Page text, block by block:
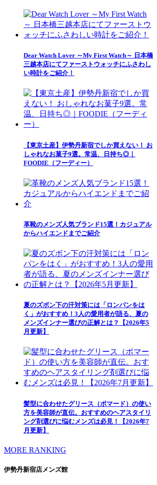
Dear Watch Lover ～My First Watch～ 日本橋
三越本店にてファーストウォッチにふさわし
い時計をご紹介！
【東京土産】伊勢丹新宿でしか買えない！ お
しゃれなお菓子9選。常温、日持ち◎｜
FOODIE（フーディー）
革靴のメンズ人気ブランド15選！カジュアル
からハイエンドまでご紹介
夏のズボン下の汗対策には「ロンパンをは
く」がおすすめ！3人の愛用者が語る、夏の
メンズインナー選びの正解とは？【2026年5
月更新】
髪型に合わせたグリース（ポマード）の使い
方を美容師が直伝。おすすめのヘアスタイリ
ング剤選びに悩むメンズは必見！【2026年7
月更新】
MORE RANKING
伊勢丹新宿店メンズ館